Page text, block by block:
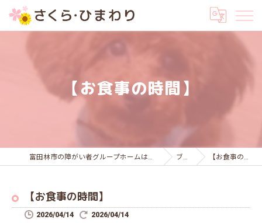
【お食事の時間】
富田林市の障がい者グループホームはさくら・ひまわり ブログ 【お食事の時間】
【お食事の時間】
2026/04/14 2026/04/14